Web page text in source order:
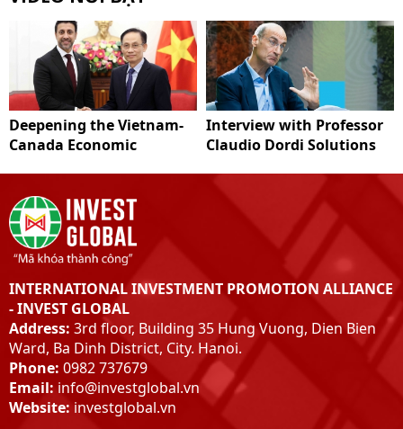
Deepening the Vietnam-
Canada Economic
Interview with Professor
Claudio Dordi Solutions
INTERNATIONAL INVESTMENT PROMOTION ALLIANCE
- INVEST GLOBAL
Address: 3rd floor, Building 35 Hung Vuong, Dien Bien
Ward, Ba Dinh District, City. Hanoi.
Phone: 0982 737679
Email: info@investglobal.vn
Website: investglobal.vn